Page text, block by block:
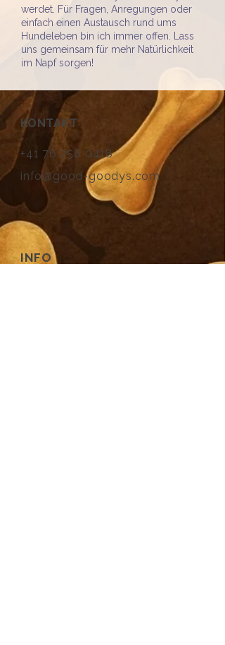
werdet. Für Fragen, Anregungen oder
einfach einen Austausch rund ums
Hundeleben bin ich immer offen. Lass
uns gemeinsam für mehr Natürlichkeit
im Napf sorgen!
KONTAKT
+41 76 256 0418
info@good-goodys.com
INFO